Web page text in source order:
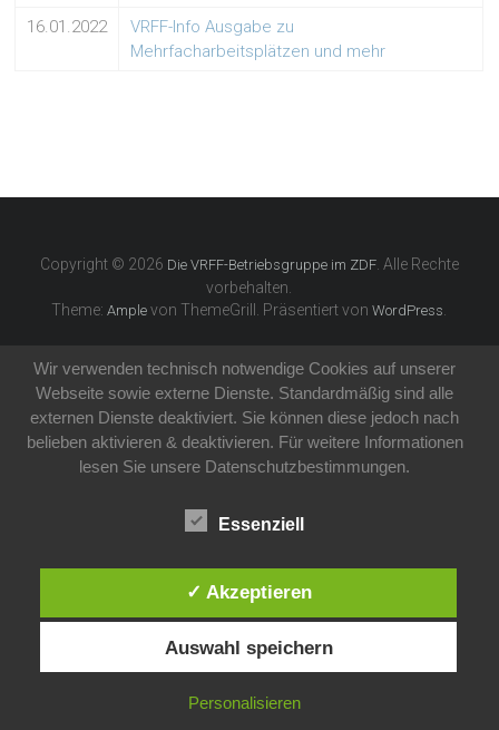
16.01.2022
VRFF-Info Ausgabe zu
Mehrfacharbeitsplätzen und mehr
Copyright © 2026 Die VRFF-Betriebsgruppe im ZDF. Alle Rechte
vorbehalten.
Theme:Ample von ThemeGrill. Präsentiert vonWordPress
Wir verwenden technisch notwendige Cookies auf unserer
Webseite sowie externe Dienste. Standardmäßig sind alle
externen Dienste deaktiviert. Sie können diese jedoch nach
belieben aktivieren & deaktivieren. Für weitere Informationen
lesen Sie unsere Datenschutzbestimmungen.
Essenziell
✓ Akzeptieren
Auswahl speichern
Personalisieren